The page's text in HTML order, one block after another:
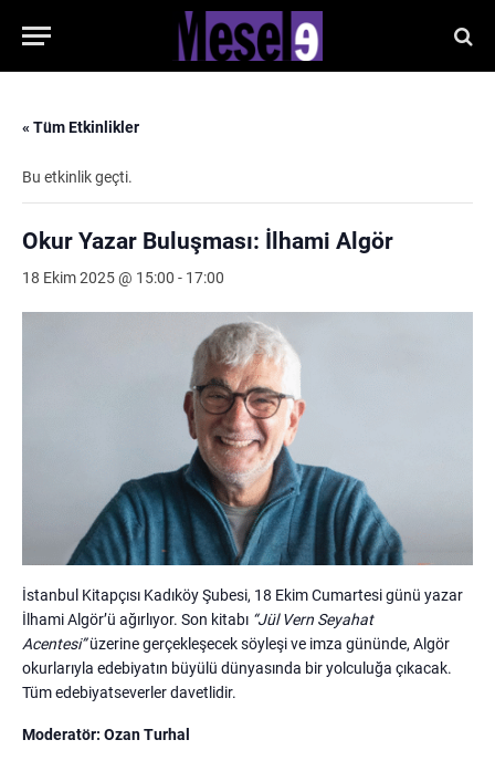
« Tüm Etkinlikler
Bu etkinlik geçti.
Okur Yazar Buluşması: İlhami Algör
18 Ekim 2025 @ 15:00 - 17:00
İstanbul Kitapçısı Kadıköy Şubesi, 18 Ekim Cumartesi günü yazar
İlhami Algör’ü ağırlıyor. Son kitabı “Jül Vern Seyahat
Acentesi”üzerine gerçekleşecek söyleşi ve imza gününde, Algör
okurlarıyla edebiyatın büyülü dünyasında bir yolculuğa çıkacak.
Tüm edebiyatseverler davetlidir.
Moderatör: Ozan Turhal